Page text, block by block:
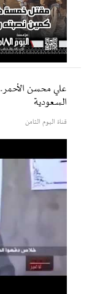
علي محسن
السعودية
قناة اليوم الثامن